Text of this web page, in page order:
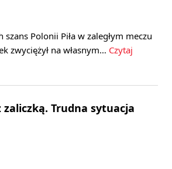
Polonii Piła w zaległym meczu
zwyciężył na własnym… Czytaj
zaliczką. Trudna sytuacja